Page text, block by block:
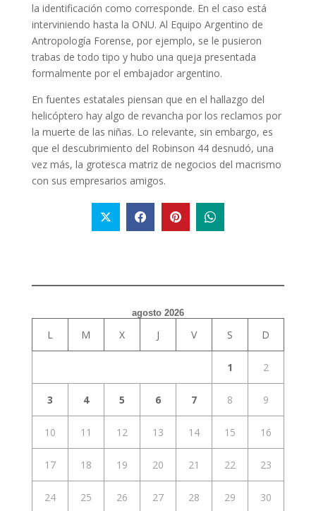
la identificación como corresponde. En el caso está
interviniendo hasta la ONU. Al Equipo Argentino de
Antropología Forense, por ejemplo, se le pusieron
trabas de todo tipo y hubo una queja presentada
formalmente por el embajador argentino.
En fuentes estatales piensan que en el hallazgo del
helicóptero hay algo de revancha por los reclamos por
la muerte de las niñas. Lo relevante, sin embargo, es
que el descubrimiento del Robinson 44 desnudó, una
vez más, la grotesca matriz de negocios del macrismo
con sus empresarios amigos.
agosto 2026
L M X J V S D
1 2
3 4 5 6 7 8 9
10 11 12 13 14 15 16
17 18 19 20 21 22 23
24 25 26 27 28 29 30